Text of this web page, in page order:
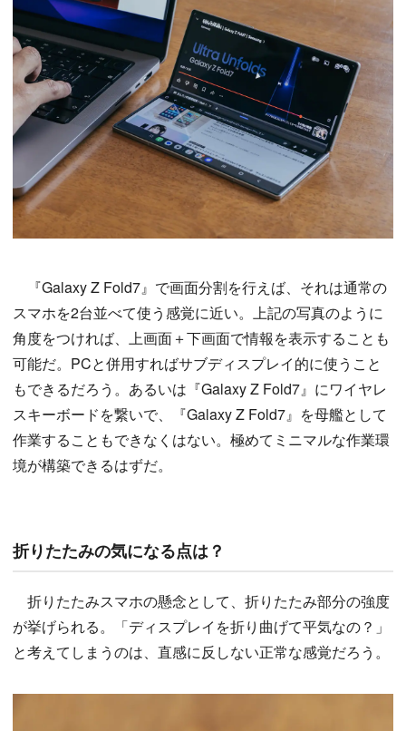
『Galaxy Z Fold7』で画面分割を行えば、それは通常の
スマホを2台並べて使う感覚に近い。上記の写真のように
角度をつければ、上画面＋下画面で情報を表示することも
可能だ。PCと併用すればサブディスプレイ的に使うこと
もできるだろう。あるいは『Galaxy Z Fold7』にワイヤレ
スキーボードを繋いで、『Galaxy Z Fold7』を母艦として
作業することもできなくはない。極めてミニマルな作業環
境が構築できるはずだ。
折りたたみの気になる点は？
折りたたみスマホの懸念として、折りたたみ部分の強度
が挙げられる。「ディスプレイを折り曲げて平気なの？」
と考えてしまうのは、直感に反しない正常な感覚だろう。